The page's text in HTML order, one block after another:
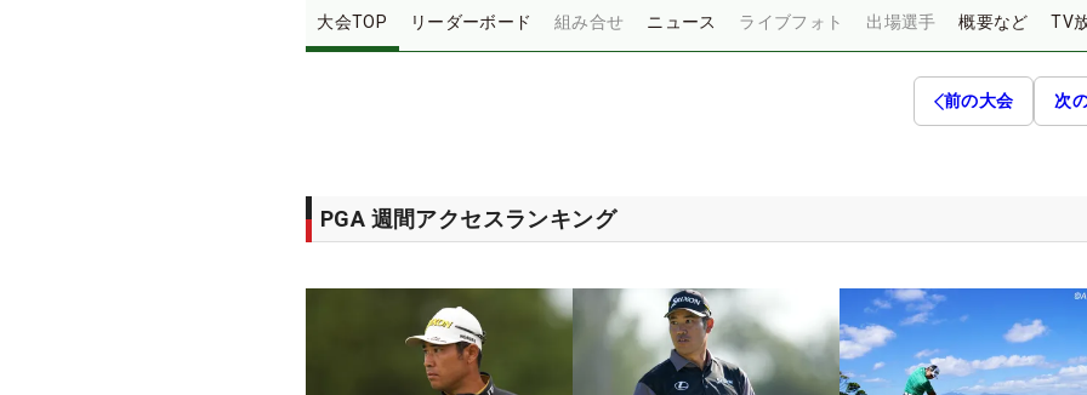
大会TOP リーダーボード 組み合せ ニュース ライブフォト 出場選手 概要など TV
前の大会 次
PGA 週間アクセスランキング